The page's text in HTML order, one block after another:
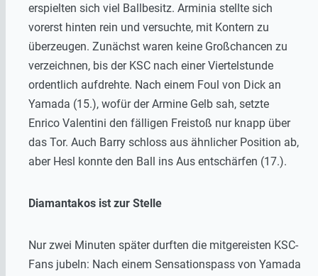
erspielten sich viel Ballbesitz. Arminia stellte sich
vorerst hinten rein und versuchte, mit Kontern zu
überzeugen. Zunächst waren keine Großchancen zu
verzeichnen, bis der KSC nach einer Viertelstunde
ordentlich aufdrehte. Nach einem Foul von Dick an
Yamada (15.), wofür der Armine Gelb sah, setzte
Enrico Valentini den fälligen Freistoß nur knapp über
das Tor. Auch Barry schloss aus ähnlicher Position ab,
aber Hesl konnte den Ball ins Aus entschärfen (17.).
Diamantakos ist zur Stelle
Nur zwei Minuten später durften die mitgereisten KSC-
Fans jubeln: Nach einem Sensationspass von Yamada